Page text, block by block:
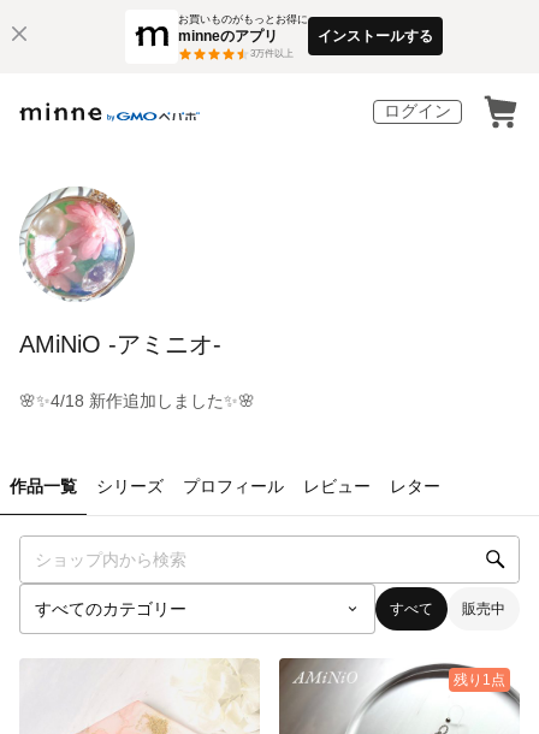
お買いものがもっとお得に
minneのアプリ
3万件以上
インストールする
ログイン
AMiNiO -アミニオ-
🌸✨4/18 新作追加しました✨🌸
作品一覧 シリーズ プロフィール レビュー レター
すべて 販売中
残り1点